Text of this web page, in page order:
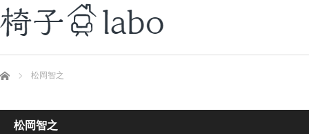
ホーム 松岡智之
松岡智之